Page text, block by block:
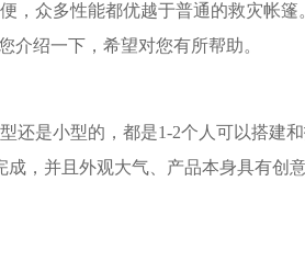
，众多性能都优越于普通的救灾帐
介绍一下，希望对您有所帮助。
还是小型的，都是1-2个人可以搭建
，并且外观大气、产品本身具有创